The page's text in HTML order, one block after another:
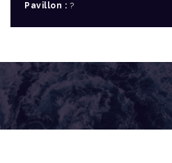
Pavillon : ?